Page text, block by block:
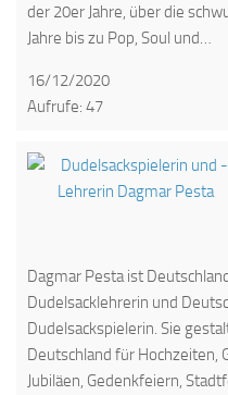
der 20er Jahre, über die
Jahre bis zu Pop, Soul und…
16/12/2020
Aufrufe: 47
Dagmar Pesta ist
Dudelsacklehrerin und
Dudelsackspielerin. Sie
Deutschland für Hochzeiten,
Jubiläen, Gedenkfeiern,